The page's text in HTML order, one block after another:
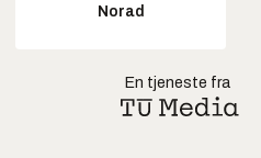
Norad
En tjeneste fra